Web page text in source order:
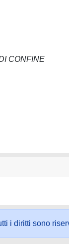
CONFINE
i diritti sono